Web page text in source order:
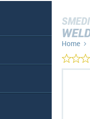
Home
Ga